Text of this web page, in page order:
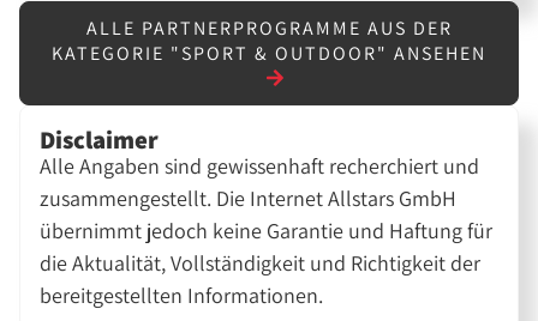
ALLE PARTNERPROGRAMME AUS DER
KATEGORIE "SPORT & OUTDOOR" ANSEHEN
Disclaimer
Alle Angaben sind gewissenhaft recherchiert und
zusammengestellt. Die Internet Allstars GmbH
übernimmt jedoch keine Garantie und Haftung für
die Aktualität, Vollständigkeit und Richtigkeit der
bereitgestellten Informationen.